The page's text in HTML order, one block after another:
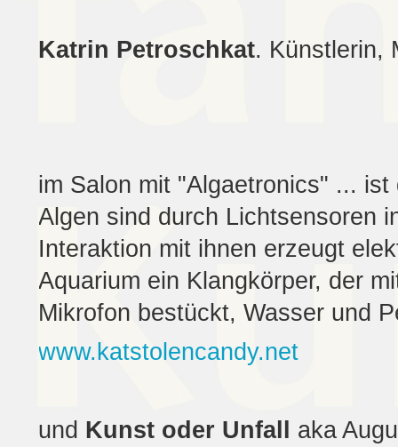
Katrin Petroschkat. Künstlerin,
im Salon mit "Algaetronics" ...
Algen sind durch Lichtsensoren
Interaktion mit ihnen erzeugt
Aquarium ein Klangkörper, der
Mikrofon bestückt, Wasser und
www.katstolencandy.net
und Kunst oder Unfall aka